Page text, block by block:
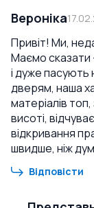
Вероніка
Привіт! Ми,
Маємо сказати
і дуже пасують
дверям, наша
матеріалів топ,
висоті,
відкривання
швидше, ніж
Відповісти